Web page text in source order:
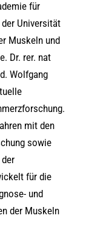
für
Universität
Muskeln und
Dr. rer. nat
Wolfgang
mit den
sowie
für die
und
der Muskeln